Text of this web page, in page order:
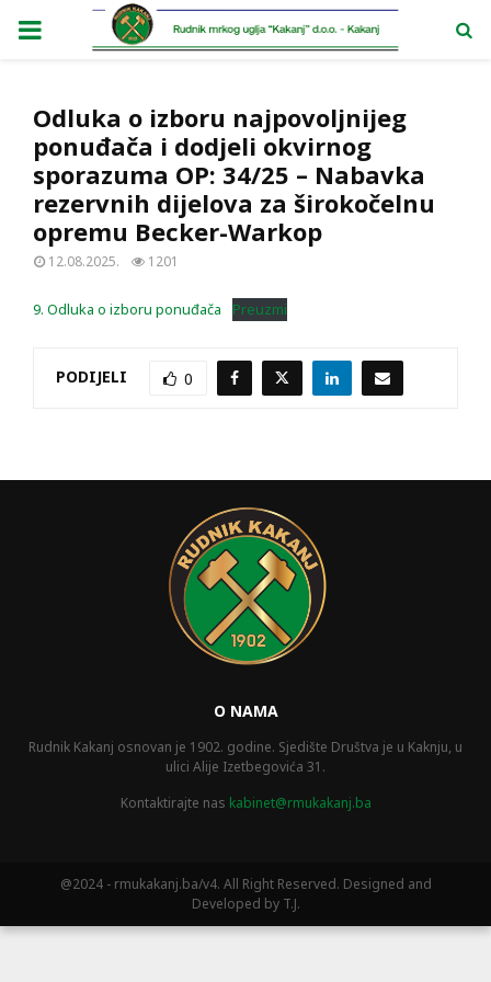
PRIMARY
Odluka o izboru najpovoljnijeg
ponuđača i dodjeli okvirnog
sporazuma OP: 34/25 – Nabavka
rezervnih dijelova za širokočelnu
opremu Becker-Warkop
12.08.2025. 1201
9. Odluka o izboru ponuđača Preuzmi
PODIJELI 0
O NAMA
Rudnik Kakanj osnovan je 1902. godine. Sjedište Društva je u Kaknju, u
ulici Alije Izetbegovića 31.
Kontaktirajte nas kabinet@rmukakanj.ba
@2024 - rmukakanj.ba/v4. All Right Reserved. Designed and
Developed by T.J.